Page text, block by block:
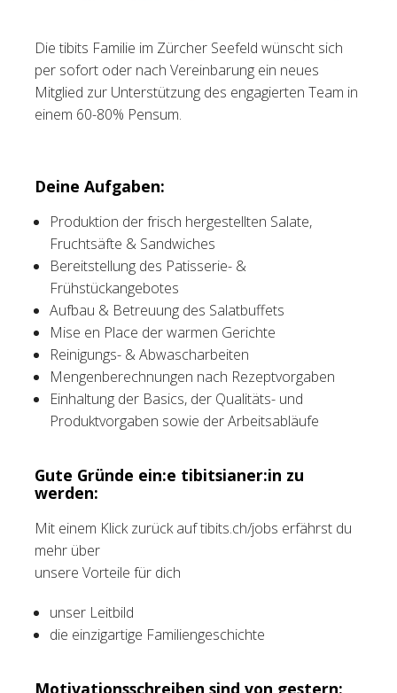
Login
Schweiz (DE)
Die tibits Familie im Zürcher Seefeld wünscht sich
per sofort oder nach Vereinbarung ein neues
Mitglied zur Unterstützung des engagierten Team in
einem 60-80% Pensum.
Deine Aufgaben:
Produktion der frisch hergestellten Salate,
Fruchtsäfte & Sandwiches
Bereitstellung des Patisserie- &
Frühstückangebotes
Aufbau & Betreuung des Salatbuffets
Mise en Place der warmen Gerichte
Reinigungs- & Abwascharbeiten
Mengenberechnungen nach Rezeptvorgaben
Einhaltung der Basics, der Qualitäts- und
Produktvorgaben sowie der Arbeitsabläufe
Gute Gründe ein:e tibitsianer:in zu
werden:
Mit einem Klick zurück auf tibits.ch/jobs erfährst du
mehr über
unsere Vorteile für dich
unser Leitbild
die einzigartige Familiengeschichte
Motivationsschreiben sind von gestern: